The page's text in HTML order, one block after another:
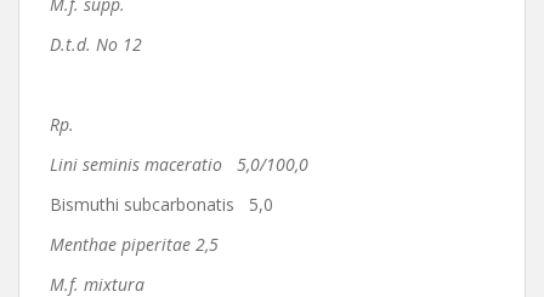
D.t.d. No 12
Rp.
Lini seminis maceratio 5,0/100,0
Bismuthi subcarbonatis 5,0
Menthae piperitae 2,5
M.f. mixtura